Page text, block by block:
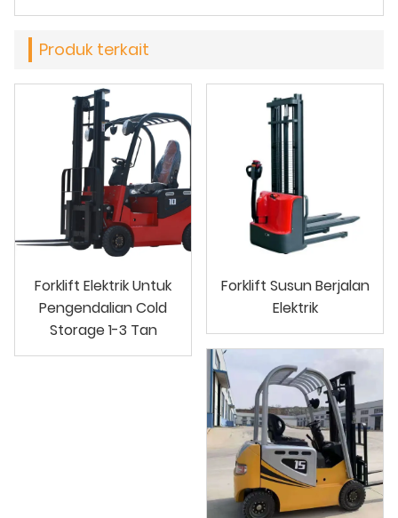
Produk terkait
Forklift Elektrik Untuk
Pengendalian Cold
Storage 1-3 Tan
Forklift Susun Berjalan
Elektrik